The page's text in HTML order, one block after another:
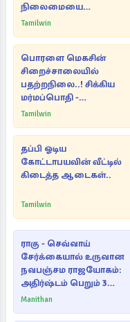
நிலைமையை
கட்டுப்படுத்த பொலிஸார்
Tamilwin
பொரளை மெகசின்
சிறைச்சாலையில்
பதற்றநிலை..! சிக்கிய
மர்மப்பொதி -
பின்னணியில் வெளியான
Tamilwin
தப்பி ஓடிய
கோட்டாபயவின் வீட்டில்
கிடைத்த ஆடைகள்..
Tamilwin
ராகு - செவ்வாய்
சேர்க்கையால் உருவான
நவபஞ்சம ராஜயோகம்:
அதிர்ஷ்டம் பெறும் 3
ராசிகள்!
Manithan